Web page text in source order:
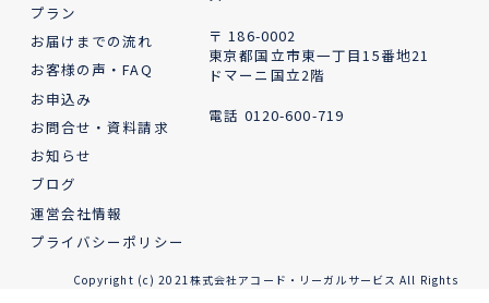
プラン
お届けまでの流れ
お客様の声・FAQ
お申込み
お問合せ・資料請求
お知らせ
ブログ
運営会社情報
プライバシーポリシー
〒 186-0002
東京都国立市東一丁目15番地21
ドマーニ国立2階
電話 0120-600-719
Copyright (c) 2021株式会社アコード・リーガルサービス All Rights